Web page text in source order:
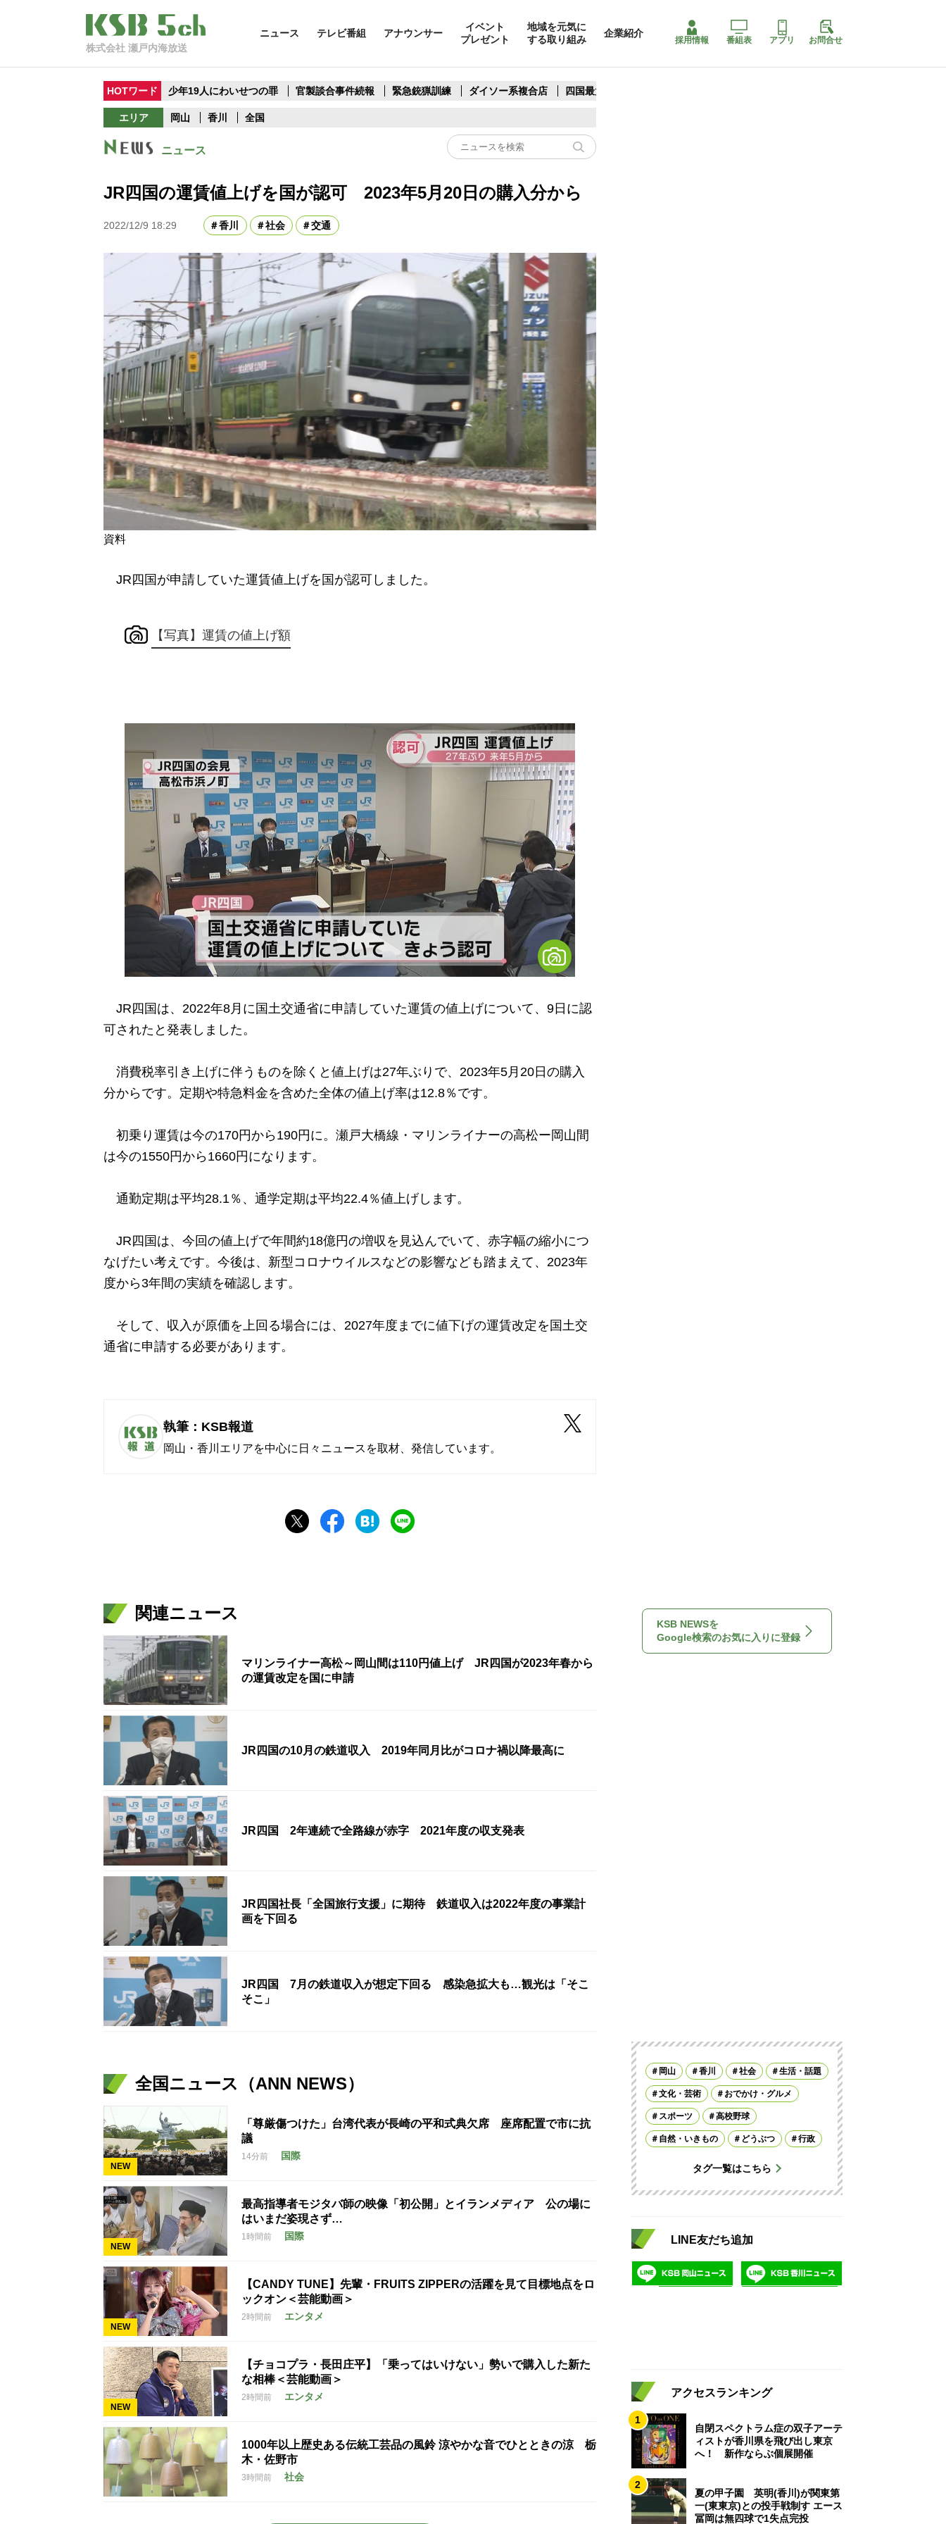
株式会社 瀬戸内海放送
ニュース テレビ番組 アナウンサー
イベント
プレゼント
地域を元気に
する取り組み
企業紹介
採用情報 番組表 アプリ お問合せ
HOTワード 少年19人にわいせつの罪 官製談合事件続報 緊急銃猟訓練 ダイソー系複合店 四国最大スリコ
エリア 岡山 香川 全国
ニュース
JR四国の運賃値上げを国が認可 2023年5月20日の購入分から
2022/12/9 18:29 香川 社会 交通
資料
JR四国が申請していた運賃値上げを国が認可しました。
【写真】運賃の値上げ額
JR四国は、2022年8月に国土交通省に申請していた運賃の値上げについて、9日に認
可されたと発表しました。
消費税率引き上げに伴うものを除くと値上げは27年ぶりで、2023年5月20日の購入
分からです。定期や特急料金を含めた全体の値上げ率は12.8％です。
初乗り運賃は今の170円から190円に。瀬戸大橋線・マリンライナーの高松ー岡山間
は今の1550円から1660円になります。
通勤定期は平均28.1％、通学定期は平均22.4％値上げします。
JR四国は、今回の値上げで年間約18億円の増収を見込んでいて、赤字幅の縮小につ
なげたい考えです。今後は、新型コロナウイルスなどの影響なども踏まえて、2023年
度から3年間の実績を確認します。
そして、収入が原価を上回る場合には、2027年度までに値下げの運賃改定を国土交
通省に申請する必要があります。
執筆：KSB報道
岡山・香川エリアを中心に日々ニュースを取材、発信しています。
関連ニュース
マリンライナー高松～岡山間は110円値上げ JR四国が2023年春から
の運賃改定を国に申請
JR四国の10月の鉄道収入 2019年同月比がコロナ禍以降最高に
JR四国 2年連続で全路線が赤字 2021年度の収支発表
JR四国社長「全国旅行支援」に期待 鉄道収入は2022年度の事業計
画を下回る
JR四国 7月の鉄道収入が想定下回る 感染急拡大も…観光は「そこ
そこ」
全国ニュース（ANN NEWS）
NEW
「尊厳傷つけた」台湾代表が長崎の平和式典欠席 座席配置で市に抗
議
14分前 国際
NEW
最高指導者モジタバ師の映像「初公開」とイランメディア 公の場に
はいまだ姿現さず…
1時間前 国際
NEW
【CANDY TUNE】先輩・FRUITS ZIPPERの活躍を見て目標地点をロ
ックオン＜芸能動画＞
2時間前 エンタメ
NEW
【チョコプラ・長田庄平】「乗ってはいけない」勢いで購入した新た
な相棒＜芸能動画＞
2時間前 エンタメ
1000年以上歴史ある伝統工芸品の風鈴 涼やかな音でひとときの涼 栃
木・佐野市
3時間前 社会
KSB NEWSを
Google検索のお気に入りに登録
岡山 香川 社会 生活・話題
文化・芸術 おでかけ・グルメ
スポーツ 高校野球
自然・いきもの どうぶつ 行政
タグ一覧はこちら
LINE友だち追加
アクセスランキング
1
自閉スペクトラム症の双子アーテ
ィストが香川県を飛び出し東京
へ！ 新作ならぶ個展開催
2
夏の甲子園 英明(香川)が関東第
一(東東京)との投手戦制す エース
冨岡は無四球で1失点完投